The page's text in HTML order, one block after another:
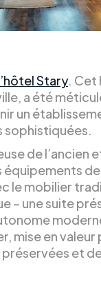
Stary. Cet
a été
un
sophistiquées.
de l’ancien
équipements
le mobilier
– une suite
mise en valeur
et